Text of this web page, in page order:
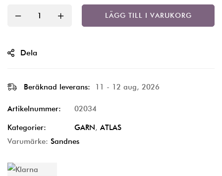
LÄGG TILL I VARUKORG
Dela
Beräknad leverans: 11 - 12 aug, 2026
Artikelnummer: 02034
Kategorier: GARN, ATLAS
Varumärke: Sandnes